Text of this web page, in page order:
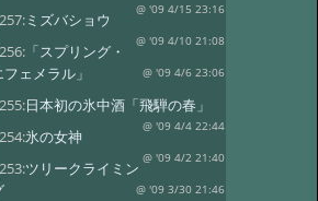
@ '09 4/15 23:16
ミズバショウ
@ '09 4/10 21:08
「スプリング・
フェメラル」
@ '09 4/6 23:06
日本初の氷中酒「飛騨の春」
@ '09 4/4 22:44
氷の女神
@ '09 4/2 21:40
ツリークライミン
@ '09 3/30 21:46